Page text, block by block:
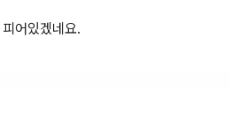
어있겠네요.